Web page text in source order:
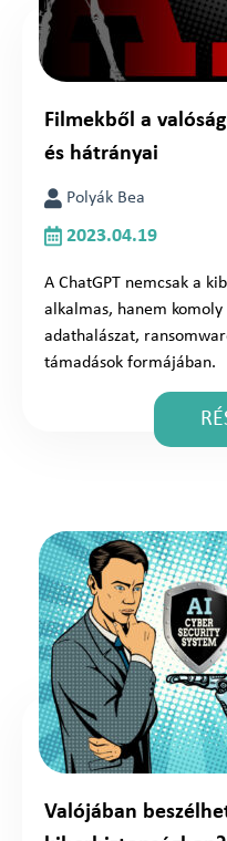
Filmekből a
és hátrányai
Polyák Bea
2023.04.19
A ChatGPT nemcsak a
alkalmas, hanem
adathalászat,
támadások formájában.
Valójában